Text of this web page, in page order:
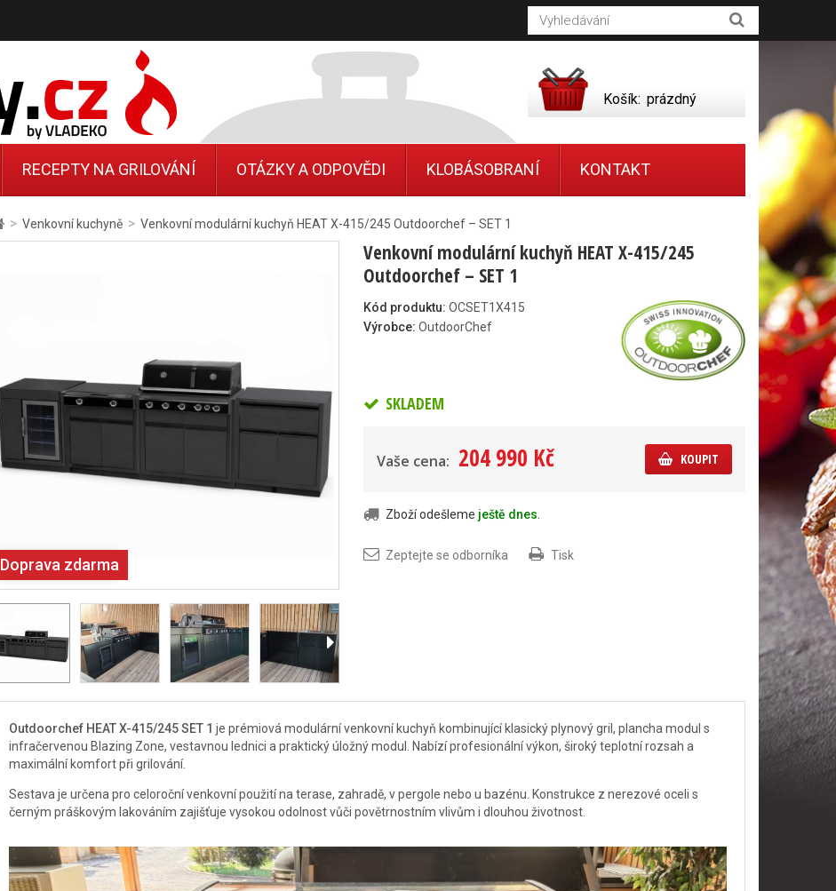
> Venkovní kuchyně > Venkovní modulární kuchyň HEAT X-415/245 Outdoorchef – SET 1
Doprava zdarma
Venkovní modulární kuchyň HEAT X-415/245
Outdoorchef – SET 1
Kód produktu: OCSET1X415
Výrobce: OutdoorChef
SKLADEM
Vaše cena: 204 990 Kč KOUPIT
Zboží odešleme ještě dnes.
Zeptejte se odborníka Tisk
Outdoorchef HEAT X-415/245 SET 1 je prémiová modulární venkovní kuchyň kombinující klasický plynový gril, plancha modul s
infračervenou Blazing Zone, vestavnou lednici a praktický úložný modul. Nabízí profesionální výkon, široký teplotní rozsah a
maximální komfort při grilování.
Sestava je určena pro celoroční venkovní použití na terase, zahradě, v pergole nebo u bazénu. Konstrukce z nerezové oceli s
černým práškovým lakováním zajišťuje vysokou odolnost vůči povětrnostním vlivům i dlouhou životnost.
Košík: prázdný
RECEPTY NA GRILOVÁNÍ OTÁZKY A ODPOVĚDI KLOBÁSOBRANÍ KONTAKT